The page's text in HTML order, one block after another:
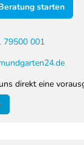
starten
79500 001
direkt eine